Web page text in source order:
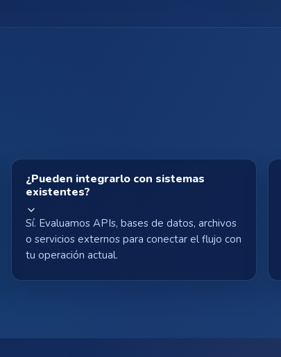
¿Pueden integrarlo con sistemas
existentes?
Sí. Evaluamos APIs, bases de datos, archivos
o servicios externos para conectar el flujo con
tu operación actual.